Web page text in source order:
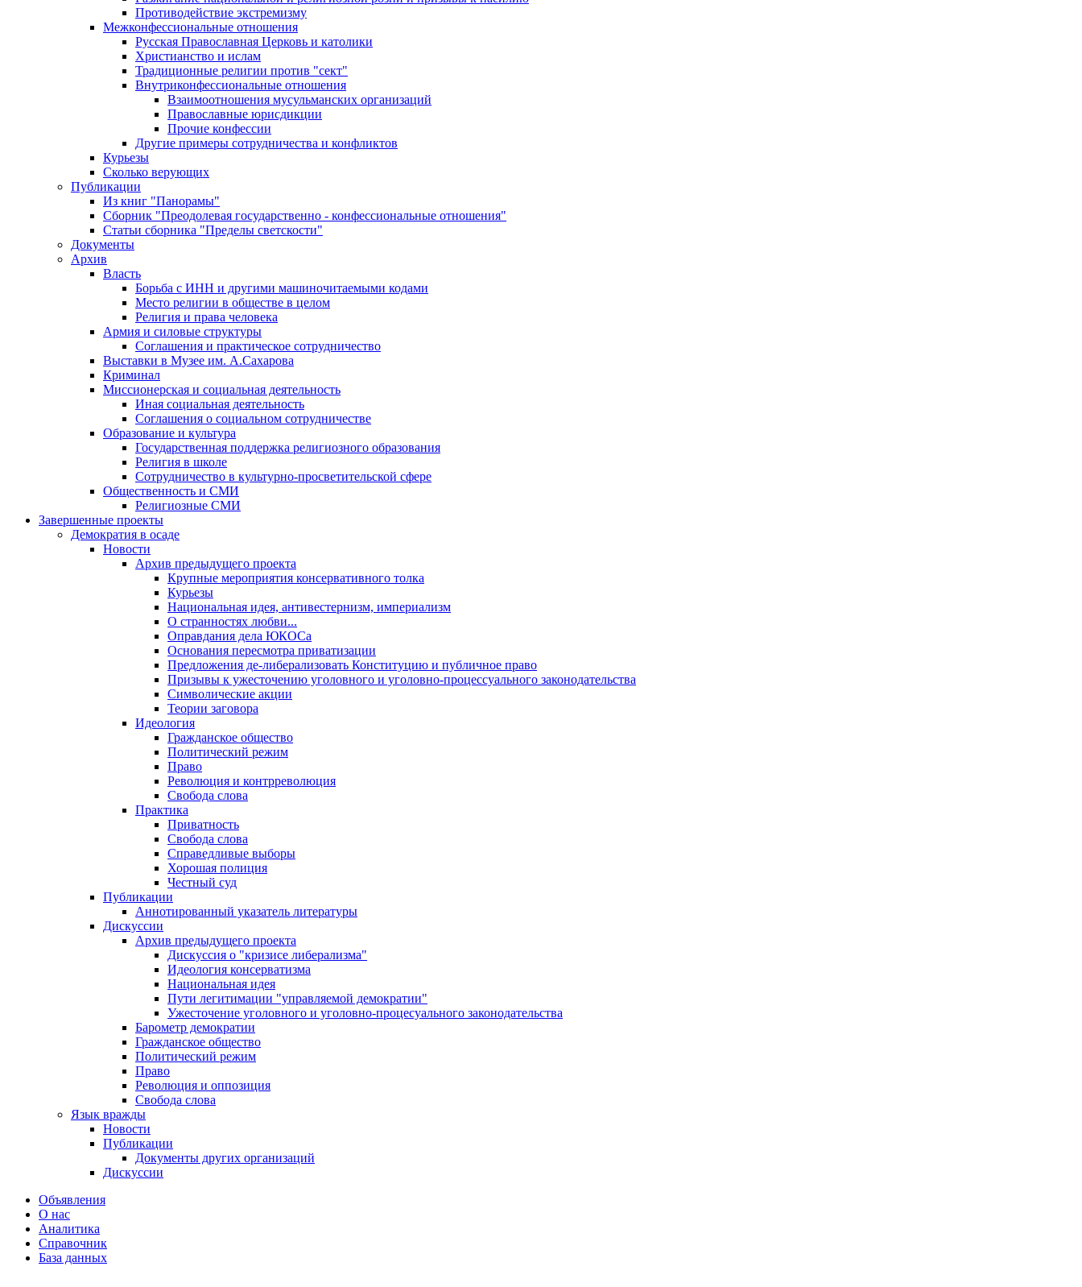
Противодействие экстремизму
Межконфессиональные отношения
Русская Православная Церковь и католики
Христианство и ислам
Традиционные религии против "сект"
Внутриконфессиональные отношения
Взаимоотношения мусульманских организаций
Православные юрисдикции
Прочие конфессии
Другие примеры сотрудничества и конфликтов
Курьезы
Сколько верующих
Публикации
Из книг "Панорамы"
Сборник "Преодолевая государственно - конфессиональные отношения"
Статьи сборника "Пределы светскости"
Документы
Архив
Власть
Борьба с ИНН и другими машиночитаемыми кодами
Место религии в обществе в целом
Религия и права человека
Армия и силовые структуры
Соглашения и практическое сотрудничество
Выставки в Музее им. А.Сахарова
Криминал
Миссионерская и социальная деятельность
Иная социальная деятельность
Соглашения о социальном сотрудничестве
Образование и культура
Государственная поддержка религиозного образования
Религия в школе
Сотрудничество в культурно-просветительской сфере
Общественность и СМИ
Религиозные СМИ
Завершенные проекты
Демократия в осаде
Новости
Архив предыдущего проекта
Крупные мероприятия консервативного толка
Курьезы
Национальная идея, антивестернизм, империализм
О странностях любви...
Оправдания дела ЮКОСа
Основания пересмотра приватизации
Предложения де-либерализовать Конституцию и публичное право
Призывы к ужесточению уголовного и уголовно-процессуального законодательства
Символические акции
Теории заговора
Идеология
Гражданское общество
Политический режим
Право
Революция и контрреволюция
Свобода слова
Практика
Приватность
Свобода слова
Справедливые выборы
Хорошая полиция
Честный суд
Публикации
Аннотированный указатель литературы
Дискуссии
Архив предыдущего проекта
Дискуссия о "кризисе либерализма"
Идеология консерватизма
Национальная идея
Пути легитимации "управляемой демократии"
Ужесточение уголовного и уголовно-процесуального законодательства
Барометр демократии
Гражданское общество
Политический режим
Право
Революция и оппозиция
Свобода слова
Язык вражды
Новости
Публикации
Документы других организаций
Дискуссии
Объявления
О нас
Аналитика
Справочник
База данных